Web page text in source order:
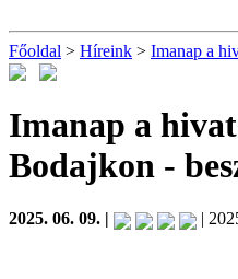
Főoldal > Híreink > Imanap a
Imanap a
Bodajkon -
2025. 06. 09. | |